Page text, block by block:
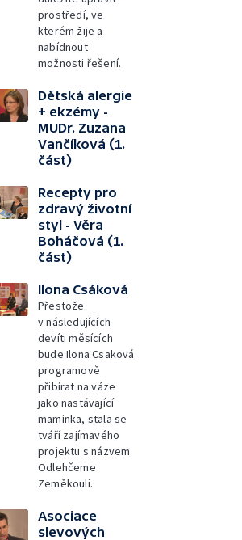
prostředí, ve
kterém žije a
nabídnout
možnosti řešení.
Dětská alergie
+ ekzémy -
MUDr. Zuzana
Vančíková (1.
část)
Recepty pro
zdravý životní
styl - Věra
Boháčová (1.
část)
Ilona Csáková
Přestože
v následujících
devíti měsících
bude Ilona Csaková
programově
přibírat na váze
jako nastávající
maminka, stala se
tváří zajímavého
projektu s názvem
Odlehčeme
Zeměkouli.
Asociace
slevových